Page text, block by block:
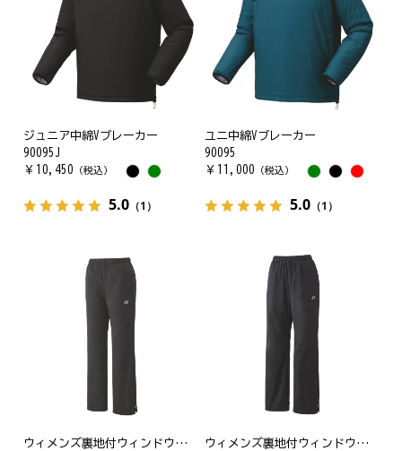
ジュニア中綿Vブレーカー
90095J
￥ 10,450 （税込）
5.0 （1）
ユニ中綿Vブレーカー
90095
￥ 11,000 （税込）
5.0（1）
ウィメンズ裏地付ウィンドウォーマーパンツ
ウィメンズ裏地付ウィンドウォーマーパンツ